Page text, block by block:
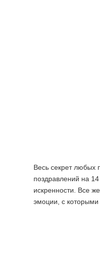
Весь секрет любых
поздравлений на
искренности. Все
эмоции, с